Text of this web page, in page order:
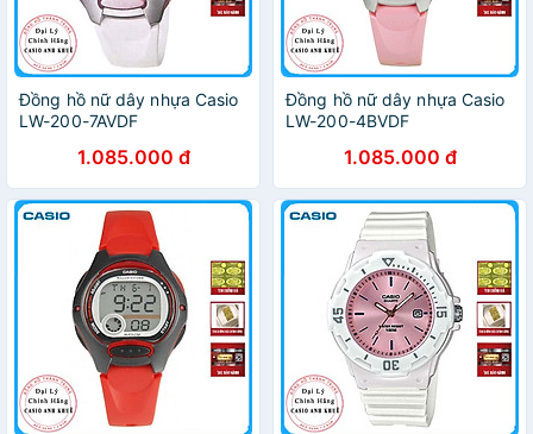
Đồng hồ nữ dây nhựa Casio
LW-200-7AVDF
1.085.000 đ
Đồng hồ nữ dây nhựa Casio
LW-200-4BVDF
1.085.000 đ